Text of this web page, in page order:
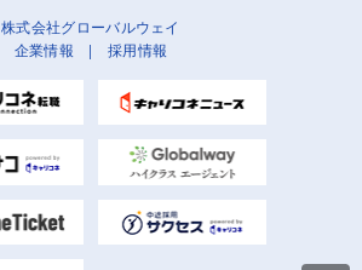
株式会社グローバルウェイ
企業情報 | 採用情報